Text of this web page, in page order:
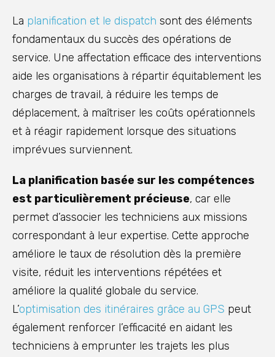
La planification et le dispatch sont des éléments
fondamentaux du succès des opérations de
service. Une affectation efficace des interventions
aide les organisations à répartir équitablement les
charges de travail, à réduire les temps de
déplacement, à maîtriser les coûts opérationnels
et à réagir rapidement lorsque des situations
imprévues surviennent.
La planification basée sur les compétences
est particulièrement précieuse, car elle
permet d’associer les techniciens aux missions
correspondant à leur expertise. Cette approche
améliore le taux de résolution dès la première
visite, réduit les interventions répétées et
améliore la qualité globale du service.
L’optimisation des itinéraires grâce au GPS peut
également renforcer l’efficacité en aidant les
techniciens à emprunter les trajets les plus